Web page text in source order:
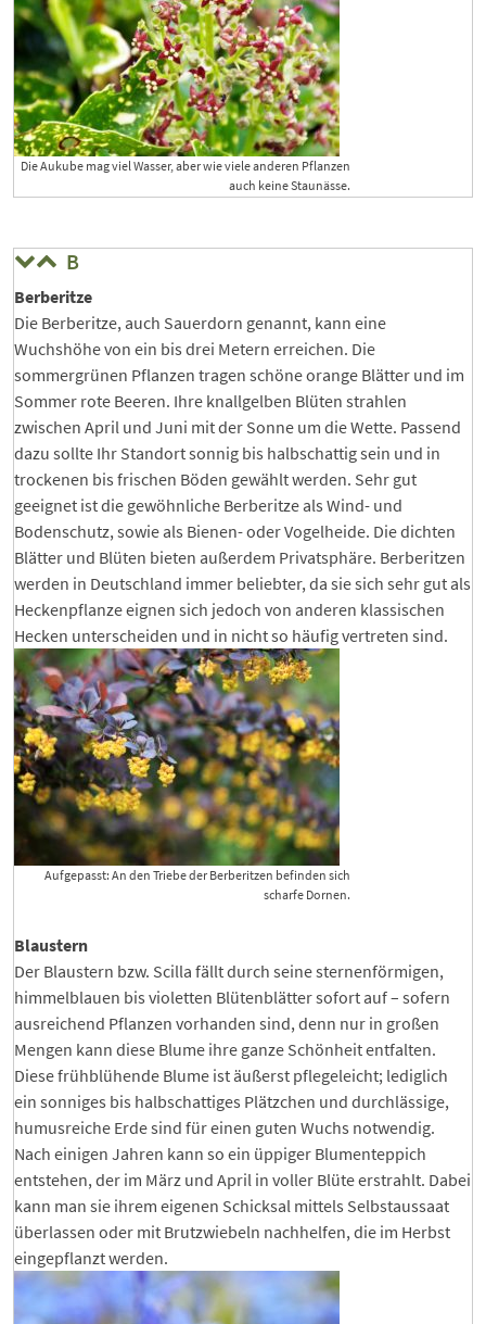
Die Aukube mag viel Wasser, aber wie viele anderen Pflanzen
auch keine Staunässe.
B
Berberitze
Die Berberitze, auch Sauerdorn genannt, kann eine
Wuchshöhe von ein bis drei Metern erreichen. Die
sommergrünen Pflanzen tragen schöne orange Blätter und im
Sommer rote Beeren. Ihre knallgelben Blüten strahlen
zwischen April und Juni mit der Sonne um die Wette. Passend
dazu sollte Ihr Standort sonnig bis halbschattig sein und in
trockenen bis frischen Böden gewählt werden. Sehr gut
geeignet ist die gewöhnliche Berberitze als Wind- und
Bodenschutz, sowie als Bienen- oder Vogelheide. Die dichten
Blätter und Blüten bieten außerdem Privatsphäre. Berberitzen
werden in Deutschland immer beliebter, da sie sich sehr gut als
Heckenpflanze eignen sich jedoch von anderen klassischen
Hecken unterscheiden und in nicht so häufig vertreten sind.
Aufgepasst: An den Triebe der Berberitzen befinden sich
scharfe Dornen.
Blaustern
Der Blaustern bzw. Scilla fällt durch seine sternenförmigen,
himmelblauen bis violetten Blütenblätter sofort auf – sofern
ausreichend Pflanzen vorhanden sind, denn nur in großen
Mengen kann diese Blume ihre ganze Schönheit entfalten.
Diese frühblühende Blume ist äußerst pflegeleicht; lediglich
ein sonniges bis halbschattiges Plätzchen und durchlässige,
humusreiche Erde sind für einen guten Wuchs notwendig.
Nach einigen Jahren kann so ein üppiger Blumenteppich
entstehen, der im März und April in voller Blüte erstrahlt. Dabei
kann man sie ihrem eigenen Schicksal mittels Selbstaussaat
überlassen oder mit Brutzwiebeln nachhelfen, die im Herbst
eingepflanzt werden.